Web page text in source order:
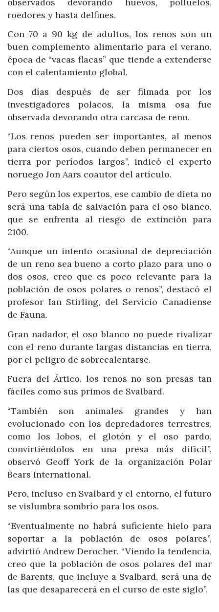
roedores y hasta delfines.
Con 70 a 90 kg de adultos, los renos son un
buen complemento alimentario para el verano,
época de “vacas flacas” que tiende a extenderse
con el calentamiento global.
Dos días después de ser filmada por los
investigadores polacos, la misma osa fue
observada devorando otra carcasa de reno.
“Los renos pueden ser importantes, al menos
para ciertos osos, cuando deben permanecer en
tierra por períodos largos”, indicó el experto
noruego Jon Aars coautor del artículo.
Pero según los expertos, ese cambio de dieta no
será una tabla de salvación para el oso blanco,
que se enfrenta al riesgo de extinción para
2100.
“Aunque un intento ocasional de depreciación
de un reno sea bueno a corto plazo para uno o
dos osos, creo que es poco relevante para la
población de osos polares o renos”, destacó el
profesor Ian Stirling, del Servicio Canadiense
de Fauna.
Gran nadador, el oso blanco no puede rivalizar
con el reno durante largas distancias en tierra,
por el peligro de sobrecalentarse.
Fuera del Ártico, los renos no son presas tan
fáciles como sus primos de Svalbard.
“También son animales grandes y han
evolucionado con los depredadores terrestres,
como los lobos, el glotón y el oso pardo,
convirtiéndolos en una presa más difícil”,
observó Geoff York de la organización Polar
Bears International.
Pero, incluso en Svalbard y el entorno, el futuro
se vislumbra sombrío para los osos.
“Eventualmente no habrá suficiente hielo para
soportar a la población de osos polares”,
advirtió Andrew Derocher. “Viendo la tendencia,
creo que la población de osos polares del mar
de Barents, que incluye a Svalbard, será una de
las que desaparecerá en el curso de este siglo”.